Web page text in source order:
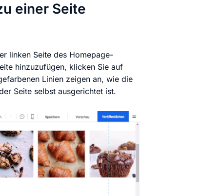
einer Seite
linken Seite des Homepage-
hinzuzufügen, klicken Sie auf
Linien zeigen an, wie die
Seite selbst ausgerichtet ist.